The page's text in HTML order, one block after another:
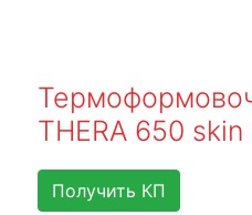
THERA 650 skin
Получить КП